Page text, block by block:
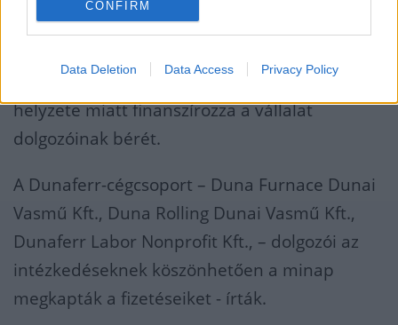
CONFIRM
Data Deletion Data Access Privacy Policy
A kormány a Bérgarancia Alap adta lehetőség
vállalja, hogya Dunaferr-cégcsoportkritikus
helyzete miatt finanszírozza a vállalat
dolgozóinak bérét.
A Dunaferr-cégcsoport – Duna Furnace Dunai
Vasmű Kft., Duna Rolling Dunai Vasmű Kft.,
Dunaferr Labor Nonprofit Kft., – dolgozói az
intézkedéseknek köszönhetően a minap
megkapták a fizetéseiket - írták.